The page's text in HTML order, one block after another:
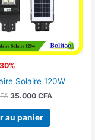
Solaire 120W
35.000 CFA
au panier